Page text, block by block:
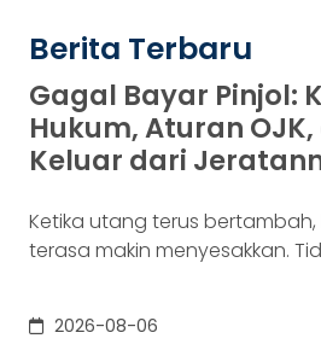
Berita Terbaru
Gagal Bayar Pinjol:
Hukum, Aturan
Keluar dari
Ketika utang terus
terasa makin menyesakkan.
kondisi yang kita kenal
2026-08-06